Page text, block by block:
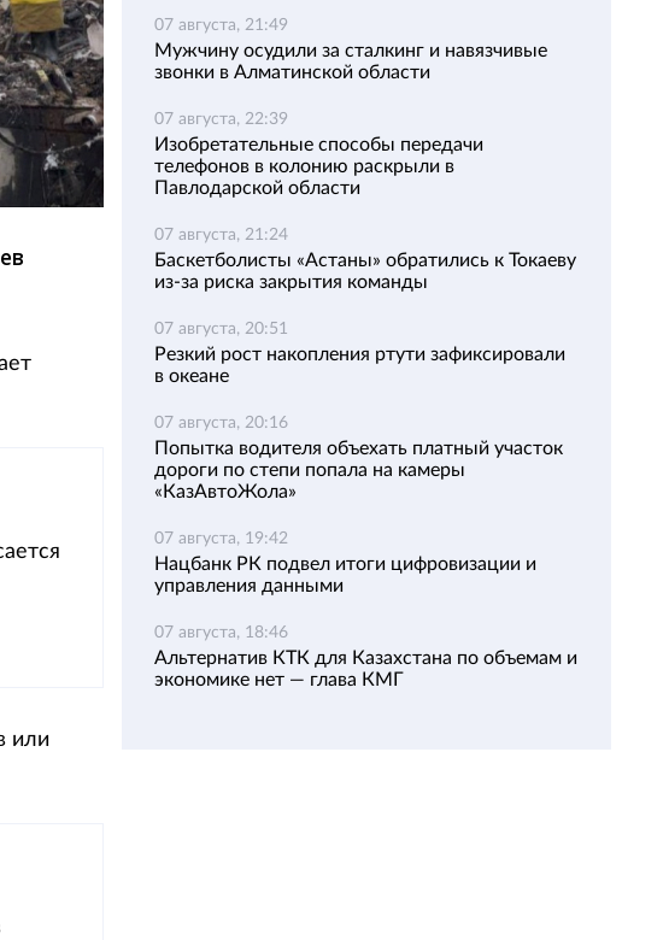
или
07 августа, 21:49
Мужчину осудили за сталкинг и навязчивые
звонки в Алматинской области
07 августа, 22:39
Изобретательные способы передачи
телефонов в колонию раскрыли в
Павлодарской области
07 августа, 21:24
Баскетболисты «Астаны» обратились к Токаеву
из-за риска закрытия команды
07 августа, 20:51
Резкий рост накопления ртути зафиксировали
в океане
07 августа, 20:16
Попытка водителя объехать платный участок
дороги по степи попала на камеры
«КазАвтоЖола»
07 августа, 19:42
Нацбанк РК подвел итоги цифровизации и
управления данными
07 августа, 18:46
Альтернатив КТК для Казахстана по объемам и
экономике нет — глава КМГ